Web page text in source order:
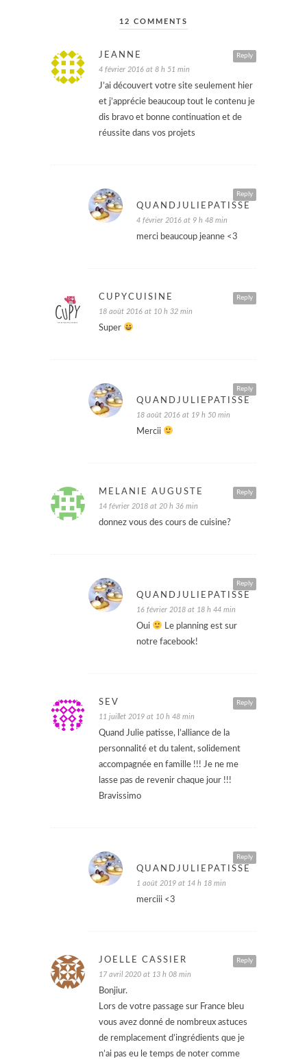
12 COMMENTS
Reply
JEANNE
4 février 2016 at 8 h 51 min
J’ai découvert votre site seulement hier
et j’apprécie beaucoup tout le contenu je
dis bravo et bonne continuation et de
réussite dans vos projets
Reply
QUANDJULIEPATISSE
4 février 2016 at 9 h 48 min
merci beaucoup jeanne <3
Reply
CUPYCUISINE
18 août 2016 at 10 h 32 min
Super
Reply
QUANDJULIEPATISSE
18 août 2016 at 19 h 50 min
Mercii
Reply
MELANIE AUGUSTE
14 février 2018 at 20 h 36 min
donnez vous des cours de cuisine?
Reply
QUANDJULIEPATISSE
16 février 2018 at 18 h 44 min
Oui
Le planning est sur
notre facebook!
Reply
SEV
11 juillet 2019 at 10 h 48 min
Quand Julie patisse, l’alliance de la
personnalité et du talent, solidement
accompagnée en famille !!! Je ne me
lasse pas de revenir chaque jour !!!
Bravissimo
Reply
QUANDJULIEPATISSE
1 août 2019 at 14 h 18 min
merciii <3
Reply
JOËLLE CASSIER
17 avril 2020 at 13 h 08 min
Bonjiur.
Lors de votre passage sur France bleu
vous avez donné de nombreux astuces
de remplacement d’ingrédients que je
n’ai pas eu le temps de noter comme